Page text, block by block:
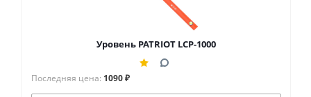
Уровень PATRIOT LCP-1000
Последняя цена: 1090 ₽